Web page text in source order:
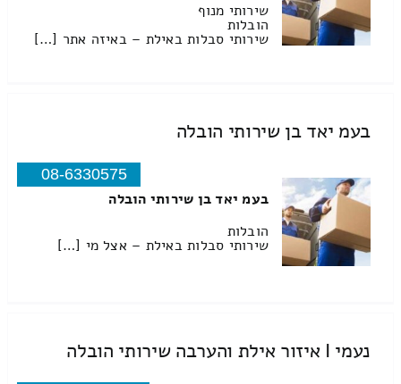
שירותי מנוף
הובלות
שירותי סבלות באילת – באיזה אתר […]
בעמ יאד בן שירותי הובלה
08-6330575
בעמ יאד בן שירותי הובלה
הובלות
שירותי סבלות באילת – אצל מי […]
נעמי I איזור אילת והערבה שירותי הובלה